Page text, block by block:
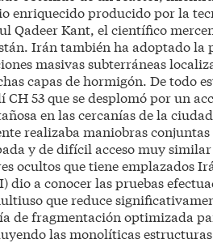
enriquecido producido por la
Qadeer Kant, el científico
Irán también ha adoptado la
masivas subterráneas
capas de hormigón. De todo
53 que se desplomó por un
en las cercanías de la
realizaba maniobras
y de difícil acceso muy similar
ocultos que tiene emplazados
a conocer las pruebas
que reduce
de fragmentación optimizada
las monolíticas